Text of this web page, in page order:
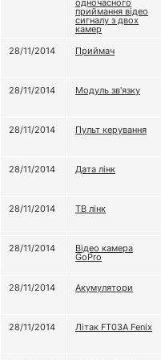
одночасного
приймання відео
сигналу з двох
камер
28/11/2014 Приймач
28/11/2014
Модуль зв'язку
28/11/2014
Пульт керування
28/11/2014
Дата лінк
28/11/2014
ТВ лінк
28/11/2014
Відео камера
GoPro
28/11/2014
Акумулятори
28/11/2014
Літак FT03A Fenix